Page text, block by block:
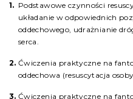
Podstawowe czynności
układanie w odpowiednich
oddechowego, udrażnianie
serca.
Ćwiczenia praktyczne na
oddechowa (resuscytacja osoby
Ćwiczenia praktyczne na